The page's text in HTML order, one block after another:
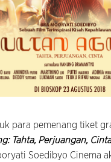
para pemenang tiket
Tahta, Perjuangan,
Soedibyo Cinema